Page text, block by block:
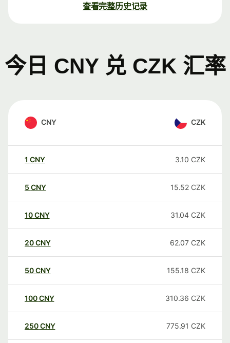
查看完整历史记录
今日 CNY 兑 CZK 汇率
CNY CZK
1 CNY 3.10 CZK
5 CNY 15.52 CZK
10CNY 31.04 CZK
20CNY 62.07 CZK
50CNY 155.18 CZK
100CNY 310.36 CZK
250CNY 775.91 CZK